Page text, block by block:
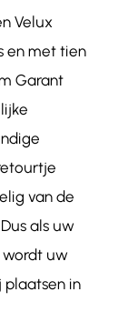
Velux
en met tien
Garant
van de
als uw
wordt uw
in